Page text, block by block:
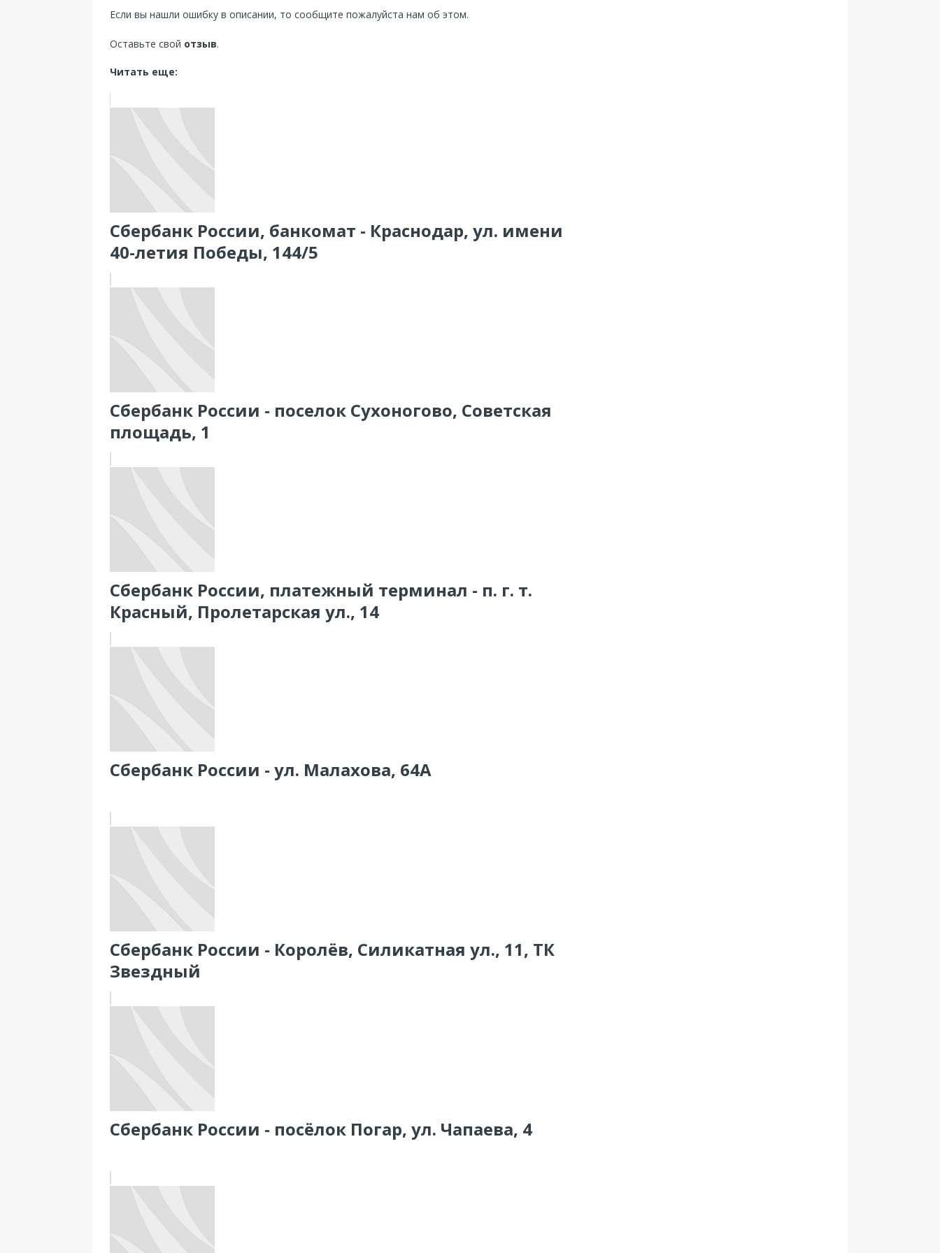
Если вы нашли ошибку в описании, то сообщите пожалуйста нам об этом.
Оставьте свой отзыв.
Читать еще:
Сбербанк России, банкомат - Краснодар, ул. имени
40-летия Победы, 144/5
Сбербанк России - поселок Сухоногово, Советская
площадь, 1
Сбербанк России, платежный терминал - п. г. т.
Красный, Пролетарская ул., 14
Сбербанк России - ул. Малахова, 64А
Сбербанк России - Королёв, Силикатная ул., 11, ТК
Звездный
Сбербанк России - посёлок Погар, ул. Чапаева, 4